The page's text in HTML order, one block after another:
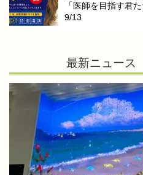
「医師を目指す君
9/13
最新ニュース